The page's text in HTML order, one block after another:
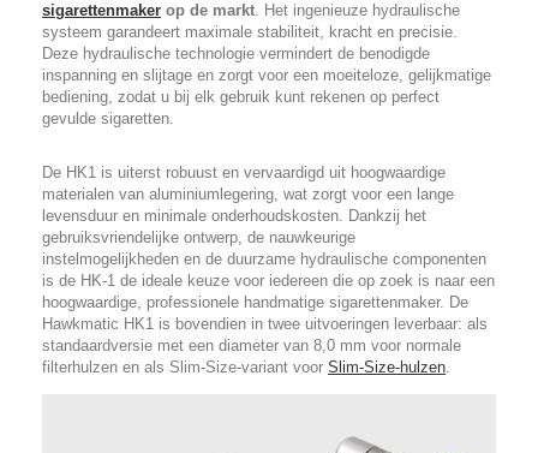
sigarettenmaker op de markt. Het ingenieuze hydraulische
systeem garandeert maximale stabiliteit, kracht en precisie.
Deze hydraulische technologie vermindert de benodigde
inspanning en slijtage en zorgt voor een moeiteloze, gelijkmatige
bediening, zodat u bij elk gebruik kunt rekenen op perfect
gevulde sigaretten.
De HK1 is uiterst robuust en vervaardigd uit hoogwaardige
materialen van aluminiumlegering, wat zorgt voor een lange
levensduur en minimale onderhoudskosten. Dankzij het
gebruiksvriendelijke ontwerp, de nauwkeurige
instelmogelijkheden en de duurzame hydraulische componenten
is de HK-1 de ideale keuze voor iedereen die op zoek is naar een
hoogwaardige, professionele handmatige sigarettenmaker. De
Hawkmatic HK1 is bovendien in twee uitvoeringen leverbaar: als
standaardversie met een diameter van 8,0 mm voor normale
filterhulzen en als Slim-Size-variant voor Slim-Size-hulzen.